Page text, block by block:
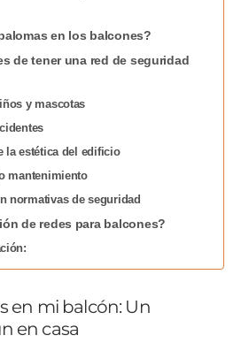
en los balcones?
de tener una red de seguridad
y mascotas
la estética del edificio
mantenimiento
normativas de seguridad
de redes para balcones?
en mi balcón: Un
en casa